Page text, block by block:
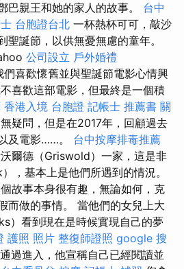
巴親王和她的家人的故事。 台中
台胞證台北 一杯熱杯可可，敲沙
聖誕節，以供無憂無慮的童年。
公司設立 戶外婚禮
喜歡懷舊並與聖誕節電影心情興
喜歡這部電影，但最終是一個積
香港入境 台胞證 記帳士 推薦書 關
疑問，但是在2017年，回顧過去
及電影……。 台中按摩排毒推薦
爾德（Griswold）一家，這是非
，基本上是他們所遇到的情況。
故事本身很有趣，無論如何，克
而做的事情。 當他們的女兒上大
）看到現在是時候實現自己的夢
護照 照片 整復師證照 google 搜
通過進入，他宣稱自己已經閱讀並